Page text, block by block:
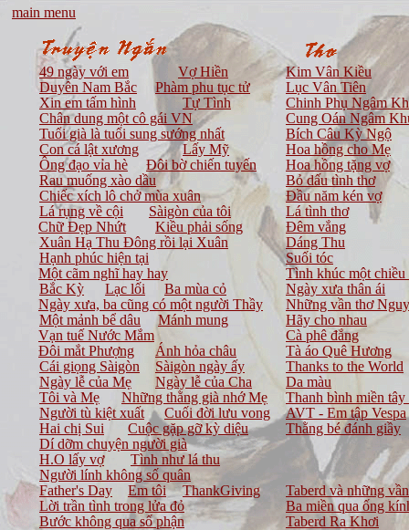
main menu
49 ngày với em
Vợ Hiền
Duyên Nam Bắc
Phàm phu tục tử
Xin em tấm hình
Tự Tình
Chân dung một cô gái VN
Tuổi già là tuổi sung sướng nhất
Con cá lật xương
Lấy Mỹ
Ông đạo vỉa hè
Đôi bờ chiến tuyến
Rau muống xào dầu
Chiếc xích lô chở mùa xuân
Lá rụng về cội
Sàigòn của tôi
Chữ Đẹp Nhứt
Kiều phải sống
Xuân Hạ Thu Đông rồi lại Xuân
Hạnh phúc hiện tại
Một cãm nghĩ hay hay
Bắc Kỳ
Lạc lối
Ba mùa cỏ
Ngày xưa, ba cũng có một người Thầy
Một mảnh bể dâu
Mánh mung
Vạn tuế Nước Mắm
Đôi mắt Phượng
Ánh hỏa châu
Cái giọng Sàigòn
Sàigòn ngày ấy
Ngày lễ của Mẹ
Ngày lễ của Cha
Tôi và Mẹ
Những thằng già nhớ Mẹ
Người tù kiệt xuất
Cuối đời lưu vong
Hai chị Sui
Cuộc gặp gỡ kỳ diệu
Dí dỡm chuyện người già
H.O lấy vợ
Tình như lá thu
Người lính không số quân
Father's Day
Em tôi
ThankGiving
Lời trần tình trong lửa đỏ
Bước không qua số phận
Kim Vân Kiều
Lục Vân Tiên
Chinh Phụ Ngâm
Cung Oán Ngâm
Bích Câu Kỳ Ngộ
Hoa hồng cho Mẹ
Hoa hồng tặng vợ
Bỏ dấu tình thơ
Đầu năm kén vợ
Lá tình thơ
Đêm vắng
Dáng Thu
Suối tóc
Tình khúc một chiều
Ngày xưa thân ái
Những vần thơ
Hãy cho nhau
Cà phê đắng
Tà áo Quê Hương
Thanks to the World
Da màu
Thanh bình miền tây
AVT - Em tập Vespa
Thằng bé đánh giầy
Taberd và những
Ba miền qua ống
Taberd Ra Khơi